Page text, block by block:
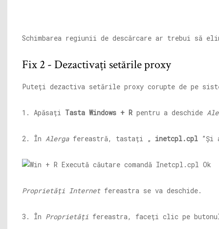
Schimbarea regiunii de descărcare ar trebui să
Fix 2 - Dezactivați setările proxy
Puteți dezactiva setările proxy corupte de pe
1. Apăsați Tasta Windows + R pentru a deschide
2. În Alergafereastră, tastați „ inetcpl.cpl
Proprietăți Internetfereastra se va deschide.
3. În Proprietăți fereastra, faceți clic pe